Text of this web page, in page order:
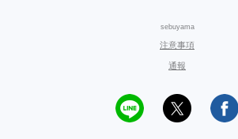
sebuyama
注意事項
通報